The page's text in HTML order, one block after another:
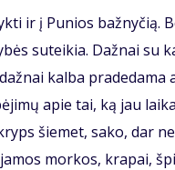
ir į Pu­nios baž­ny­čią.
su­tei­kia. Daž­nai su
kal­ba
apie tai, ką jau
šie­met, sa­ko, dar
mor­kos, kra­pai,